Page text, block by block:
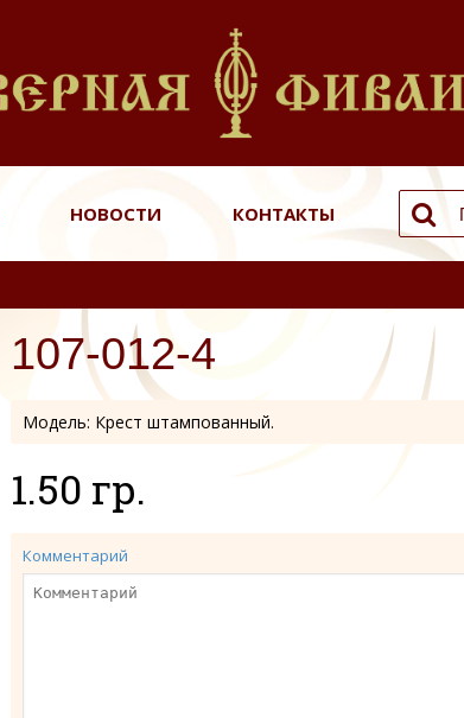
НОВОСТИ КОНТАКТЫ
107-012-4
Модель: Крест штампованный.
1.50 гр.
Комментарий